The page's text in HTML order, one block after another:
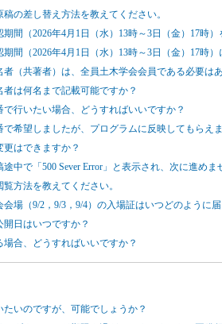
の差し替え方法を教えてください。
間（2026年4月1日（水）13時～3日（金）17時
間（2026年4月1日（水）13時～3日（金）17時
（共著者）は、全員土木学会会員である必要は
は何名まで記載可能ですか？
行いたい場合、どうすればいいですか？
希望しましたが、プログラムに反映してもらえ
はできますか？
中で「500 Sever Error」と表示され、次に進めま
方法を教えてください。
場（9/2，9/3，9/4）の入場証はいつどのように届
日はいつですか？
合、どうすればいいですか？
いのですが、可能でしょうか？